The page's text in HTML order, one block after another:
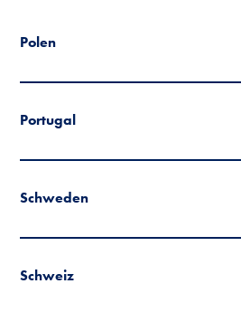
Polen
Portugal
Schweden
Schweiz